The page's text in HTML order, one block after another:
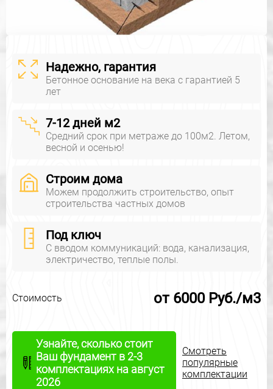
Надежно, гарантия
Бетонное основание на века с гарантией 5
лет
7-12 дней м2
Средний срок при метраже до 100м2. Летом,
весной и осенью!
Строим дома
Можем продолжить строительство, опыт
строительства частных домов
Под ключ
С вводом коммуникаций: вода, канализация,
электричество, теплые полы.
Стоимость от 6000 Руб./м3
Узнайте, сколько стоит
Ваш фундамент в 2-3
комплектациях на август
2026
Смотреть
популярные
комплектации